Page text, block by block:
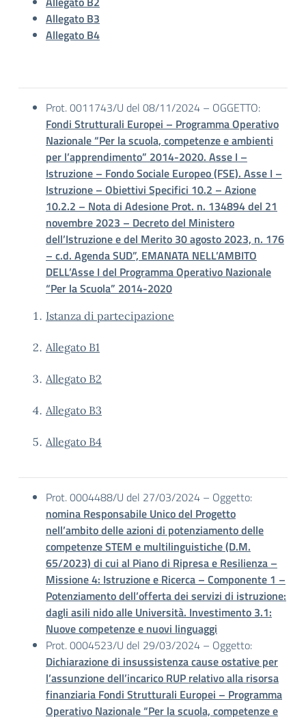
Allegato B3
Allegato B4
Prot. 0011743/U del 08/11/2024 – OGGETTO:
Fondi Strutturali Europei – Programma Operativo
Nazionale “Per la scuola, competenze e ambienti
per l’apprendimento” 2014-2020. Asse I –
Istruzione – Fondo Sociale Europeo (FSE). Asse I –
Istruzione – Obiettivi Specifici 10.2 – Azione
10.2.2 – Nota di Adesione Prot. n. 134894 del 21
novembre 2023 – Decreto del Ministero
dell’Istruzione e del Merito 30 agosto 2023, n. 176
– c.d. Agenda SUD”, EMANATA NELL’AMBITO
DELL’Asse I del Programma Operativo Nazionale
“Per la Scuola” 2014-2020
Istanza di partecipazione
Allegato B1
Allegato B2
Allegato B3
Allegato B4
Prot. 0004488/U del 27/03/2024 – Oggetto:
nomina Responsabile Unico del Progetto
nell’ambito delle azioni di potenziamento delle
competenze STEM e multilinguistiche (D.M.
65/2023) di cui al Piano di Ripresa e Resilienza –
Missione 4: Istruzione e Ricerca – Componente 1 –
Potenziamento dell’offerta dei servizi di istruzione:
dagli asili nido alle Università. Investimento 3.1:
Nuove competenze e nuovi linguaggi
Prot. 0004523/U del 29/03/2024 – Oggetto:
Dichiarazione di insussistenza cause ostative per
l’assunzione dell’incarico RUP relativo alla risorsa
finanziaria Fondi Strutturali Europei – Programma
Operativo Nazionale “Per la scuola, competenze e